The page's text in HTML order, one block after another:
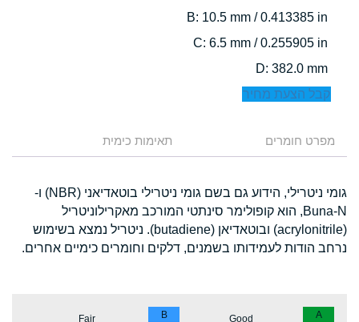
: 10.5 mm / 0.413385 in
: 6.5 mm / 0.255905 in
: 382.0 mm
קבל הצעת מחיר
מפרט חומרים תאימות כימית
גומי ניטרילי, הידוע גם בשם גומי ניטרילי בוטאדיאני (NBR) ו-
Buna-N, הוא קופולימר סינתטי המורכב מאקרילוניטריל
(acrylonitrile) ובוטאדיאן (butadiene). ניטריל נמצא בשימוש
נרחב הודות לעמידותו בשמנים, דלקים וחומרים כימיים אחרים.
A
Good
B
Fair